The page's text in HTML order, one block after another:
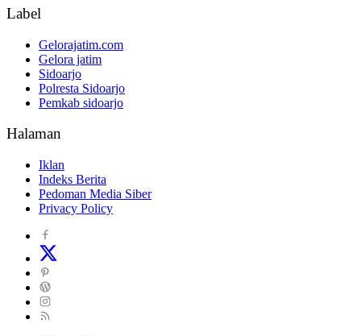
Label
Gelorajatim.com
Gelora jatim
Sidoarjo
Polresta Sidoarjo
Pemkab sidoarjo
Halaman
Iklan
Indeks Berita
Pedoman Media Siber
Privacy Policy